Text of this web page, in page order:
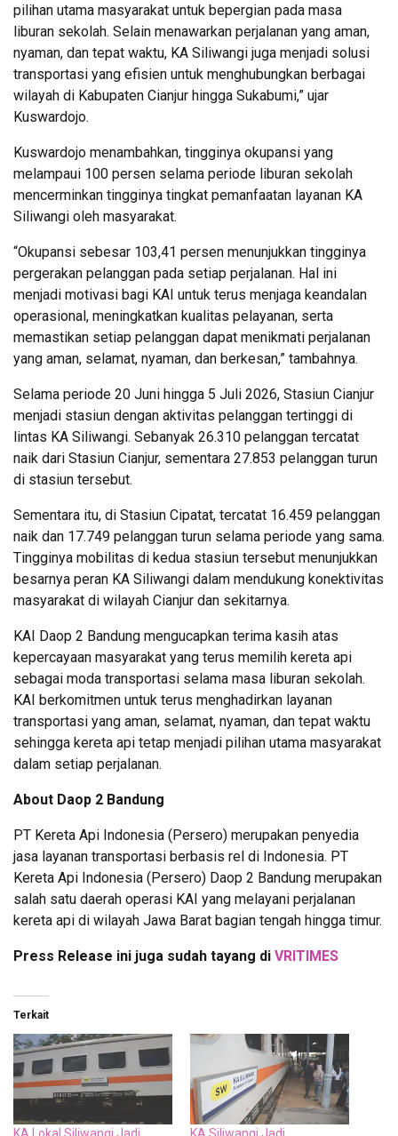
pilihan utama masyarakat untuk bepergian pada masa
liburan sekolah. Selain menawarkan perjalanan yang aman,
nyaman, dan tepat waktu, KA Siliwangi juga menjadi solusi
transportasi yang efisien untuk menghubungkan berbagai
wilayah di Kabupaten Cianjur hingga Sukabumi,” ujar
Kuswardojo.
Kuswardojo menambahkan, tingginya okupansi yang
melampaui 100 persen selama periode liburan sekolah
mencerminkan tingginya tingkat pemanfaatan layanan KA
Siliwangi oleh masyarakat.
“Okupansi sebesar 103,41 persen menunjukkan tingginya
pergerakan pelanggan pada setiap perjalanan. Hal ini
menjadi motivasi bagi KAI untuk terus menjaga keandalan
operasional, meningkatkan kualitas pelayanan, serta
memastikan setiap pelanggan dapat menikmati perjalanan
yang aman, selamat, nyaman, dan berkesan,” tambahnya.
Selama periode 20 Juni hingga 5 Juli 2026, Stasiun Cianjur
menjadi stasiun dengan aktivitas pelanggan tertinggi di
lintas KA Siliwangi. Sebanyak 26.310 pelanggan tercatat
naik dari Stasiun Cianjur, sementara 27.853 pelanggan turun
di stasiun tersebut.
Sementara itu, di Stasiun Cipatat, tercatat 16.459 pelanggan
naik dan 17.749 pelanggan turun selama periode yang sama.
Tingginya mobilitas di kedua stasiun tersebut menunjukkan
besarnya peran KA Siliwangi dalam mendukung konektivitas
masyarakat di wilayah Cianjur dan sekitarnya.
KAI Daop 2 Bandung mengucapkan terima kasih atas
kepercayaan masyarakat yang terus memilih kereta api
sebagai moda transportasi selama masa liburan sekolah.
KAI berkomitmen untuk terus menghadirkan layanan
transportasi yang aman, selamat, nyaman, dan tepat waktu
sehingga kereta api tetap menjadi pilihan utama masyarakat
dalam setiap perjalanan.
About Daop 2 Bandung
PT Kereta Api Indonesia (Persero) merupakan penyedia
jasa layanan transportasi berbasis rel di Indonesia. PT
Kereta Api Indonesia (Persero) Daop 2 Bandung merupakan
salah satu daerah operasi KAI yang melayani perjalanan
kereta api di wilayah Jawa Barat bagian tengah hingga timur.
Press Release ini juga sudah tayang di VRITIMES
Terkait